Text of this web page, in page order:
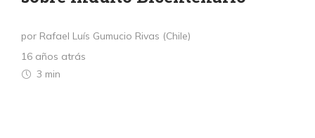
por Rafael Luís Gumucio Rivas (Chile)
16 años atrás
3 min